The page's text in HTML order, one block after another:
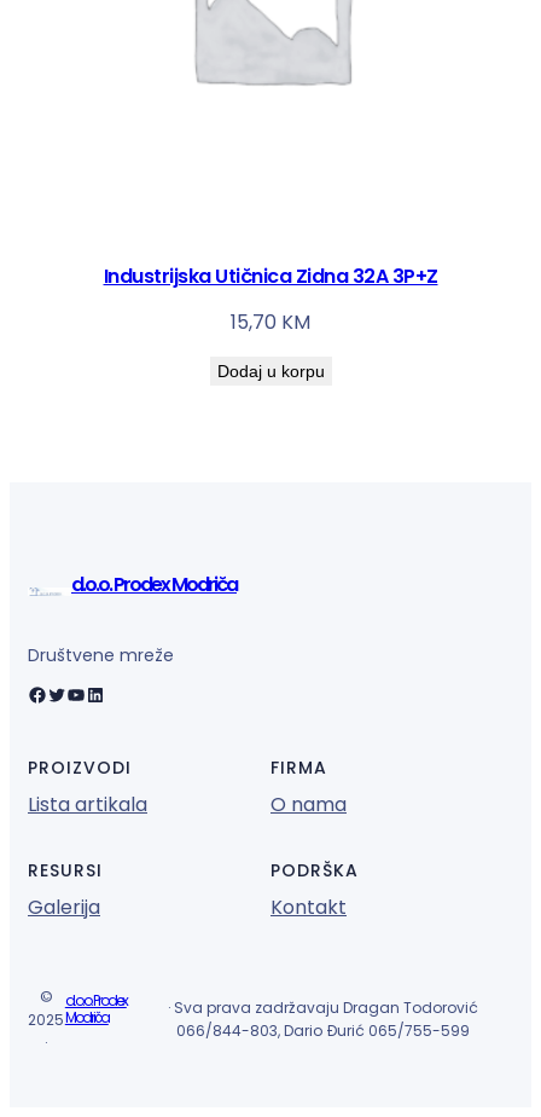
Industrijska Utičnica Zidna 32A 3P+Z
15,70 KM
Dodaj u korpu
d.o.o. Prodex Modriča
Društvene mreže
Facebook Twitter YouTube LinkedIn
PROIZVODI
Lista artikala
FIRMA
O nama
RESURSI
Galerija
PODRŠKA
Kontakt
©
2025
·
d.o.o. Prodex
Modriča
· Sva prava zadržavaju Dragan Todorović
066/844-803, Dario Đurić 065/755-599